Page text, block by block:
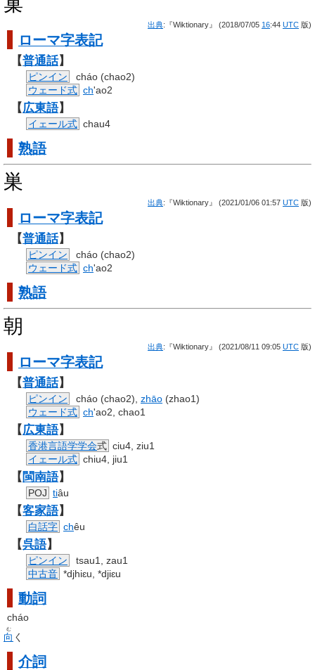
出典:『Wiktionary』 (2018/07/05 16:44 UTC 版)
ローマ字表記
【普通話】
ピンイン
cháo (chao2)
ウェード式 ch'ao2
【広東語】
イェール式 chau4
熟語
巣
出典:『Wiktionary』 (2021/01/06 01:57 UTC 版)
ローマ字表記
【普通話】
ピンイン
cháo (chao2)
ウェード式 ch'ao2
熟語
朝
出典:『Wiktionary』 (2021/08/11 09:05 UTC 版)
ローマ字表記
【普通話】
ピンイン cháo (chao2), zhāo (zhao1)
ウェード式 ch'ao2, chao1
【広東語】
香港言語学学会式 ciu4, ziu1
イェール式 chiu4, jiu1
【 閩南語】
POJ tiâu
【客家語】
白話字 chêu
【呉語】
ピンイン
tsau1, zau1
中古音 *djhiɛu, *djiɛu
動詞
cháo
向
む
く
介詞